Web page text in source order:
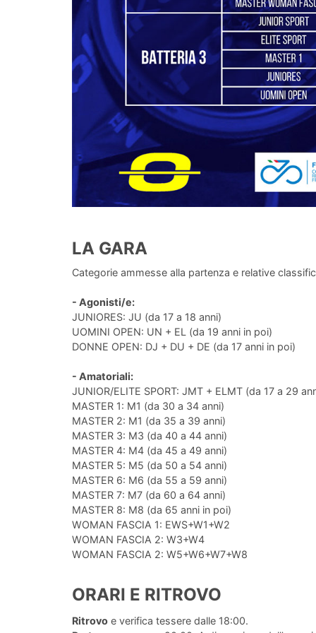
LA GARA
Categorie ammesse alla partenza e relative
- Agonisti/e:
JUNIORES: JU (da 17 a 18 anni)
UOMINI OPEN: UN + EL (da 19 anni in poi)
DONNE OPEN: DJ + DU + DE (da 17 anni in poi)
- Amatoriali:
JUNIOR/ELITE SPORT: JMT + ELMT (da 17 a 29
MASTER 1: M1 (da 30 a 34 anni)
MASTER 2: M1 (da 35 a 39 anni)
MASTER 3: M3 (da 40 a 44 anni)
MASTER 4: M4 (da 45 a 49 anni)
MASTER 5: M5 (da 50 a 54 anni)
MASTER 6: M6 (da 55 a 59 anni)
MASTER 7: M7 (da 60 a 64 anni)
MASTER 8: M8 (da 65 anni in poi)
WOMAN FASCIA 1: EWS+W1+W2
WOMAN FASCIA 2: W3+W4
WOMAN FASCIA 2: W5+W6+W7+W8
ORARI E RITROVO
Ritrovo e verifica tessere dalle 18:00.